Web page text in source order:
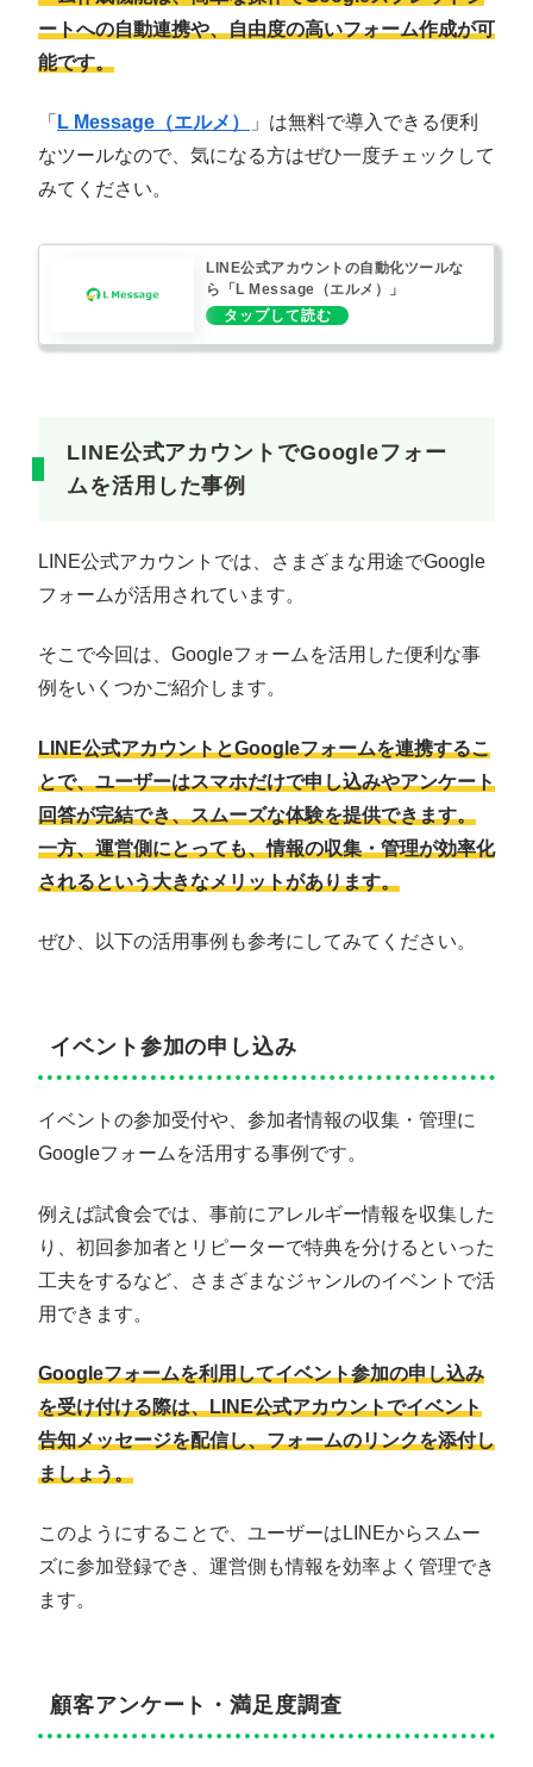
ートへの自動連携や、自由度の高いフォーム作成が可
能です。
「 L Message（エルメ）
」は無料で導入できる便利
なツールなので、気になる方はぜひ一度チェックして
みてください。
LINE公式アカウントの自動化ツールな
ら「L Message（エルメ）」
LINE公式アカウントでGoogleフォー
ムを活用した事例
LINE公式アカウントでは、さまざまな用途でGoogle
フォームが活用されています。
そこで今回は、Googleフォームを活用した便利な事
例をいくつかご紹介します。
LINE公式アカウントとGoogleフォームを連携するこ
とで、ユーザーはスマホだけで申し込みやアンケート
回答が完結でき、スムーズな体験を提供できます。
一方、運営側にとっても、情報の収集・管理が効率化
されるという大きなメリットがあります。
ぜひ、以下の活用事例も参考にしてみてください。
イベント参加の申し込み
イベントの参加受付や、参加者情報の収集・管理に
Googleフォームを活用する事例です。
例えば試食会では、事前にアレルギー情報を収集した
り、初回参加者とリピーターで特典を分けるといった
工夫をするなど、さまざまなジャンルのイベントで活
用できます。
Googleフォームを利用してイベント参加の申し込み
を受け付ける際は、LINE公式アカウントでイベント
告知メッセージを配信し、フォームのリンクを添付し
ましょう。
このようにすることで、ユーザーはLINEからスムー
ズに参加登録でき、運営側も情報を効率よく管理でき
ます。
顧客アンケート・満足度調査